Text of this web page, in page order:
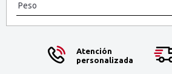
Peso
Atención
personalizada